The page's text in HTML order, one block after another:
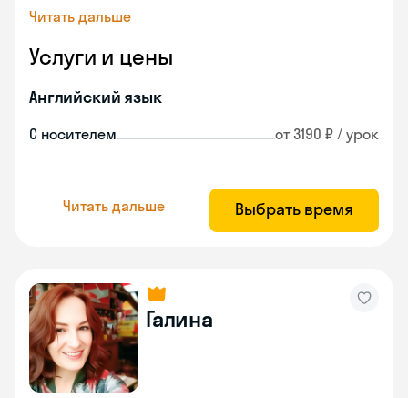
Читать дальше
Услуги и цены
Английский язык
С носителем от 3190 ₽ / урок
Читать дальше Выбрать время
Галина